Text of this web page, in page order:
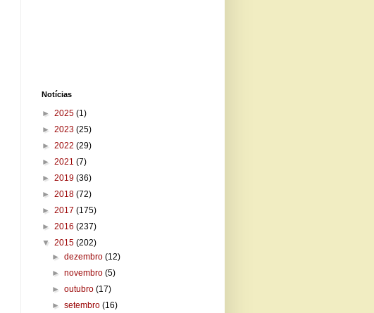
Notícias
► 2025 (1)
► 2023 (25)
► 2022 (29)
► 2021 (7)
► 2019 (36)
► 2018 (72)
► 2017 (175)
► 2016 (237)
▼ 2015 (202)
►dezembro(12)
►novembro(5)
►outubro(17)
►setembro(16)